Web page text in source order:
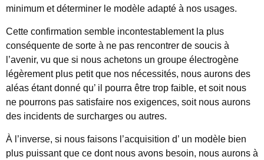
minimum et déterminer le modèle adapté à nos usages.
Cette confirmation semble incontestablement la plus
conséquente de sorte à ne pas rencontrer de soucis à
l’avenir, vu que si nous achetons un groupe électrogène
légèrement plus petit que nos nécessités, nous aurons des
aléas étant donné qu’ il pourra être trop faible, et soit nous
ne pourrons pas satisfaire nos exigences, soit nous aurons
des incidents de surcharges ou autres.
À l’inverse, si nous faisons l’acquisition d’ un modèle bien
plus puissant que ce dont nous avons besoin, nous aurons à